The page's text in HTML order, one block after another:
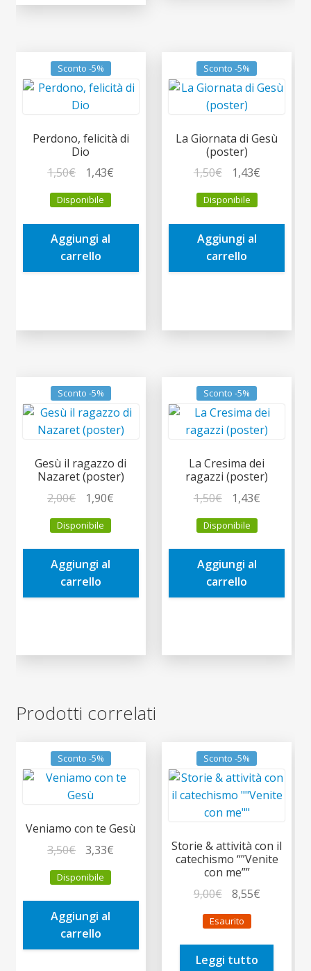
Sconto -5%
Perdono, felicità di
Dio
1,50€
prezzo
originale
era:
1,50€.
1,43€
è:
Disponibile
Aggiungi al
carrello
Sconto -5%
La Giornata di Gesù
(poster)
1,50€
prezzo
originale
era:
1,50€.
1,43€Il
è:
Disponibile
Aggiungi al
carrello
Sconto -5%
Gesù il ragazzo di
Nazaret (poster)
2,00€
prezzo
originale
era:
2,00€.
1,90€
è:
Disponibile
Aggiungi al
carrello
Sconto -5%
La Cresima dei
ragazzi (poster)
1,50€
prezzo
originale
era:
1,50€.
1,43€Il
è:
Disponibile
Aggiungi al
carrello
Prodotti correlati
Sconto -5%
Veniamo con te Gesù
3,50€
prezzo
originale
era:
3,50€.
3,33€
è:
Disponibile
Aggiungi al
carrello
Sconto -5%
Storie & attività con il
catechismo “”Venite
con me””
9,00€
prezzo
originale
era:
9,00€.
8,55€Il
è:
Esaurito
Leggi tutto